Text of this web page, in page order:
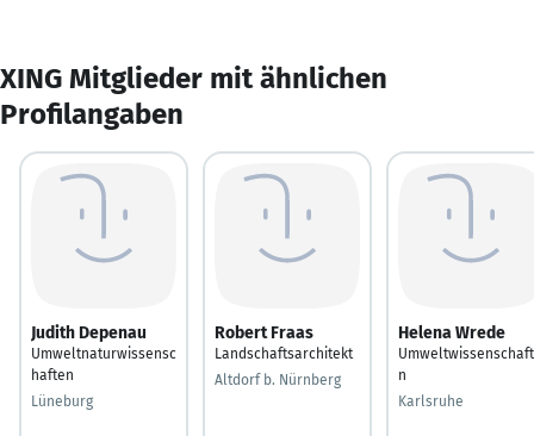
XING Mitglieder mit ähnlichen
Profilangaben
Judith Depenau
Umweltnaturwissensc
haften
Lüneburg
Robert Fraas
Landschaftsarchitekt
Altdorf b. Nürnberg
Helena Wrede
n
Karlsruhe